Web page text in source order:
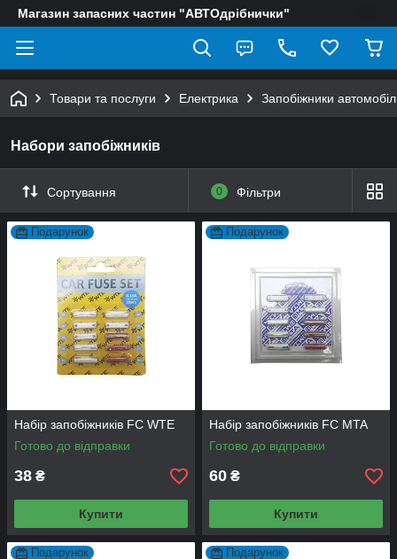
Магазин запасних частин "АВТОдрібнички"
Товари та послуги Електрика Запобіжники
Набори запобіжників
Сортування 0 Фільтри
Подарунок
Набір запобіжників FC WTE
Готово до відправки
38 ₴
Купити
Подарунок
Набір запобіжників FC MTA
Готово до відправки
60 ₴
Купити
Подарунок Подарунок